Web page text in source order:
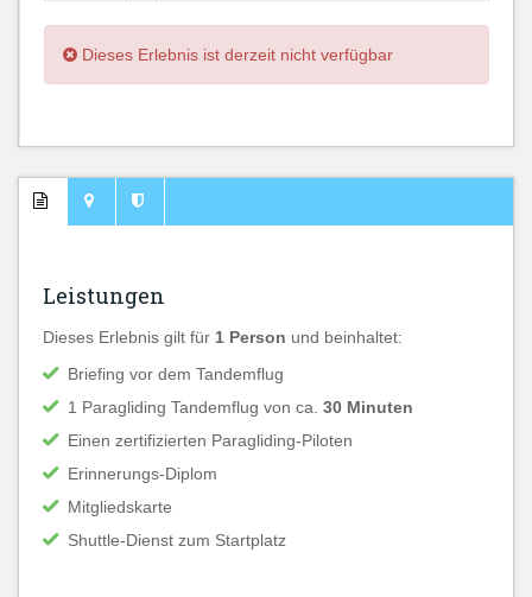
Dieses Erlebnis ist derzeit nicht verfügbar
Leistungen
Dieses Erlebnis gilt für 1 Person und beinhaltet:
Briefing vor dem Tandemflug
1 Paragliding Tandemflug von ca. 30 Minuten
Einen zertifizierten Paragliding-Piloten
Erinnerungs-Diplom
Mitgliedskarte
Shuttle-Dienst zum Startplatz